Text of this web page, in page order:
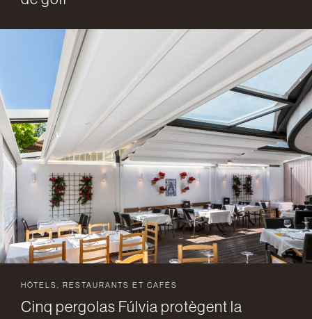
HÔTELS, RESTAURANTS ET CAFÉS
Cinq pergolas Fúlvia protègent la